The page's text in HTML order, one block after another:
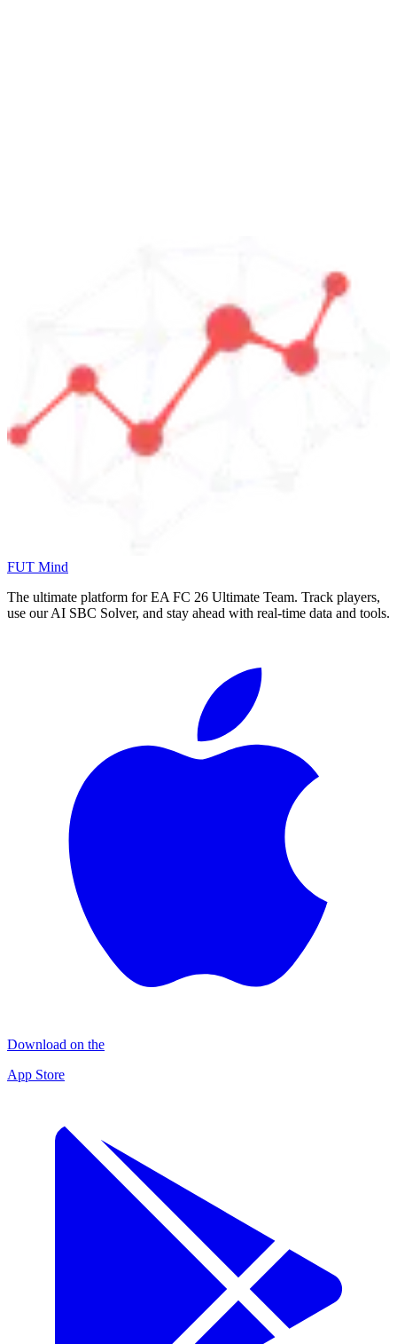
FUT Mind
The ultimate platform for EA FC 26 Ultimate Team. Track players,
use our AI SBC Solver, and stay ahead with real-time data and tools.
Download on the
App Store